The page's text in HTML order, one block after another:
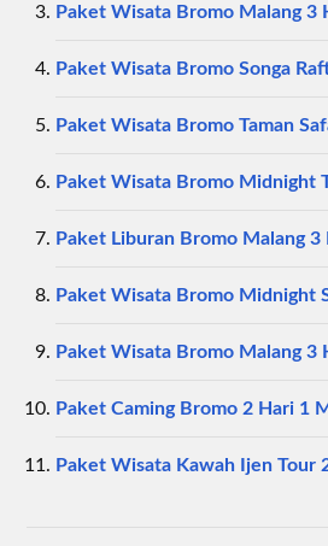
Paket Wisata Bromo Malang 3
Paket Wisata Bromo Songa
Paket Wisata Bromo Taman
Paket Wisata Bromo Midnight
Paket Liburan Bromo Malang 3
Paket Wisata Bromo Midnight
Paket Wisata Bromo Malang 3
Paket Caming Bromo 2 Hari 1
Paket Wisata Kawah Ijen Tour